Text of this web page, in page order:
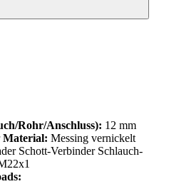
Rohr/Anschluss): 12 mm
Material: Messing vernickelt
Schott-Verbinder Schlauch-